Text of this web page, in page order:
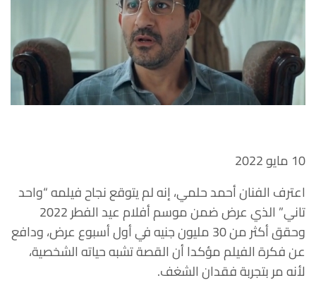
10 مايو 2022
اعترف الفنان أحمد حلمي، إنه لم يتوقع نجاح فيلمه “واحد
تاني” الذي عرض ضمن موسم أفلام عيد الفطر 2022
وحقق أكثر من 30 مليون جنيه في أول أسبوع عرض، ودافع
عن فكرة الفيلم مؤكدا أن القصة تشبه حياته الشخصية،
لأنه مر بتجربة فقدان الشغف.